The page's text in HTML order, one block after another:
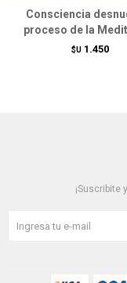
Consciencia
proceso de la
$U 1.450
¡Suscribite